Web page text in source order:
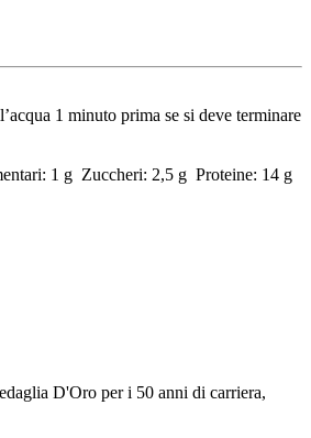
1 minuto prima se si deve terminare
1 g Zuccheri: 2,5 g Proteine: 14 g
D'Oro per i 50 anni di carriera,